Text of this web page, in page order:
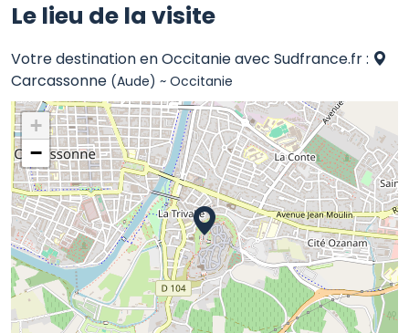
Le lieu de la visite
Votre destination en Occitanie avec Sudfrance.fr :
Carcassonne (Aude) ~ Occitanie
+
−